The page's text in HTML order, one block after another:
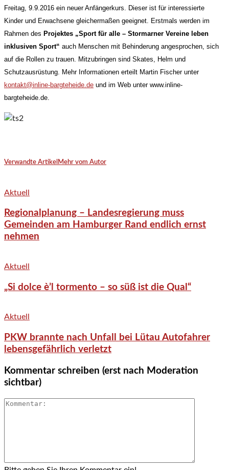
Freitag, 9.9.2016 ein neuer Anfängerkurs. Dieser ist für interessierte
Kinder und Erwachsene gleichermaßen geeignet. Erstmals werden im
Rahmen des Projektes „Sport für alle – Stormarner Vereine leben
inklusiven Sport“ auch Menschen mit Behinderung angesprochen, sich
auf die Rollen zu trauen. Mitzubringen sind Skates, Helm und
Schutzausrüstung. Mehr Informationen erteilt Martin Fischer unter
kontakt@inline-bargteheide.de und im Web unter www.inline-
bargteheide.de.
Verwandte Artikel Mehr vom Autor
Aktuell
Regionalplanung – Landesregierung muss
Gemeinden am Hamburger Rand endlich ernst
nehmen
Aktuell
„Si dolce è’l tormento – so süß ist die Qual“
Aktuell
PKW brannte nach Unfall bei Lütau Autofahrer
lebensgefährlich verletzt
Kommentar schreiben (erst nach Moderation
sichtbar)